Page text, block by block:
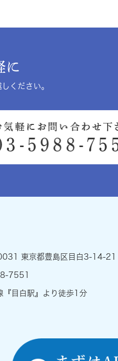
に
ください。
東京都豊島区目白3-14-21
7551
『目白駅』より徒歩1分